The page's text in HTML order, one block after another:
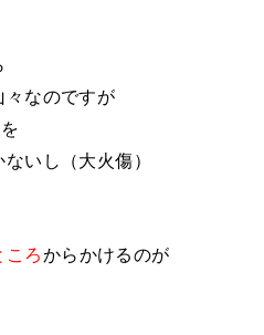
々なのですが
いし（大火傷）
ころからかけるのが